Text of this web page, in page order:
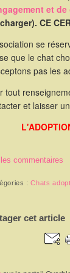
et
CE
se
que le chat
pas les
tout
et laisser
commentaires
:Chats
cet article